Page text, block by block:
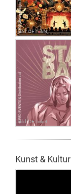
Bild: OETicket
Bild: OETicket
Kunst & Kultur